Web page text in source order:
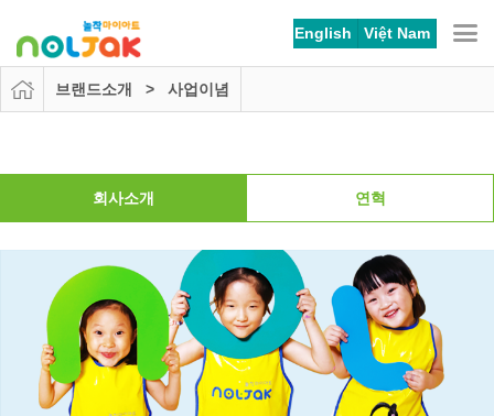
English Việt Nam
브랜드소개 > 사업이념
회사소개 연혁